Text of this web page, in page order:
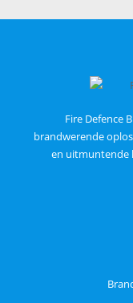
Fire Defence
brandwerende
en uitmuntende